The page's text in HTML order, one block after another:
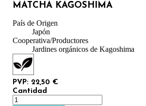
MATCHA KAGOSHIMA
País de Origen
Japón
Cooperativa/Productores
Jardines orgánicos de Kagoshima
PVP: 22,50 €
Cantidad